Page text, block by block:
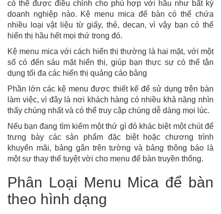
có thể được điều chỉnh cho phù hợp với hầu như bất kỳ
doanh nghiệp nào. Kệ menu mica để bàn có thể chứa
nhiều loại vật liệu từ giấy, thẻ, decan, vì vậy bạn có thể
hiển thị hầu hết mọi thứ trong đó.
Kệ menu mica với cách hiển thị thường là hai mặt, với một
số có đến sáu mặt hiển thị, giúp bạn thực sự có thể tận
dụng tối đa các hiển thị quảng cáo bảng
Phần lớn các kệ menu được thiết kế để sử dụng trên bàn
làm việc, vì đây là nơi khách hàng có nhiều khả năng nhìn
thấy chúng nhất và có thể truy cập chúng dễ dàng mọi lúc.
Nếu bạn đang tìm kiếm một thứ gì đó khác biệt một chút để
trưng bày các sản phẩm đặc biệt hoặc chương trình
khuyến mãi, bảng gắn trên tường và bảng thông báo là
một sự thay thế tuyệt vời cho menu để bàn truyền thống.
Phân Loại Menu Mica để bàn
theo hình dạng